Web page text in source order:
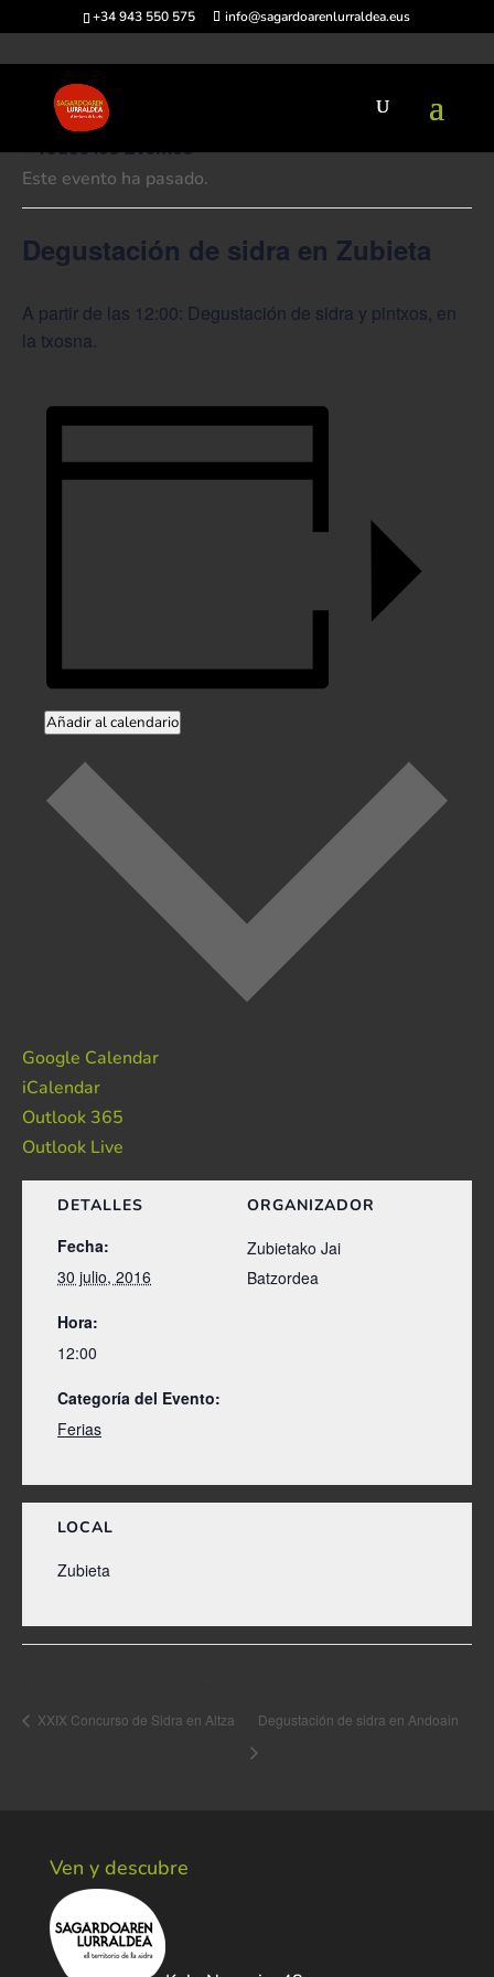
+34 943 550 575 info@sagardoarenlurraldea.eus
« Todos los Eventos
Este evento ha pasado.
Degustación de sidra en Zubieta
A partir de las 12:00: Degustación de sidra y pintxos, en
la txosna.
Añadir al calendario
Google Calendar
iCalendar
Outlook 365
Outlook Live
DETALLES
Fecha:
30 julio, 2016
Hora:
12:00
Categoría del Evento:
Ferias
ORGANIZADOR
Zubietako Jai
Batzordea
LOCAL
Zubieta
XXIX Concurso de Sidra en Altza Degustación de sidra en Andoain
Ven y descubre